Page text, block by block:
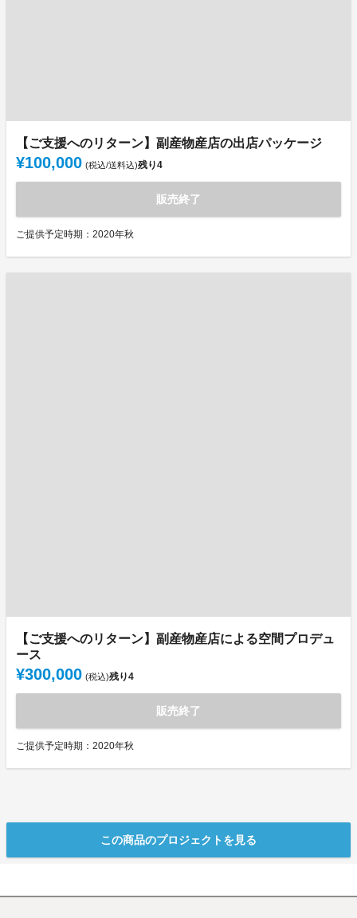
【ご支援へのリターン】副産物産店の出店パッケージ
¥100,000 (税込/送料込)残り4
販売終了
ご提供予定時期：2020年秋
【ご支援へのリターン】副産物産店による空間プロデュ
ース
¥300,000 (税込)残り4
販売終了
ご提供予定時期：2020年秋
この商品のプロジェクトを見る